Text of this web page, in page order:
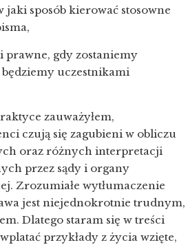
jaki sposób kierować stosowne
prawne, gdy zostaniemy
będziemy uczestnikami
zauważyłem,
czują się zagubieni w obliczu
oraz różnych interpretacji
przez sądy i organy
Zrozumiałe wytłumaczenie
jest niejednokrotnie trudnym,
Dlatego staram się w treści
przykłady z życia wzięte,